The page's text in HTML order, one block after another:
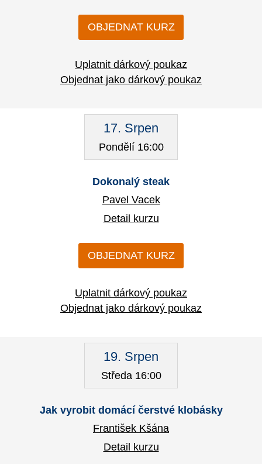
OBJEDNAT KURZ
Uplatnit dárkový poukaz
Objednat jako dárkový poukaz
17. Srpen
Pondělí 16:00
Dokonalý steak
Pavel Vacek
Detail kurzu
OBJEDNAT KURZ
Uplatnit dárkový poukaz
Objednat jako dárkový poukaz
19. Srpen
Středa 16:00
Jak vyrobit domácí čerstvé klobásky
František Kšána
Detail kurzu